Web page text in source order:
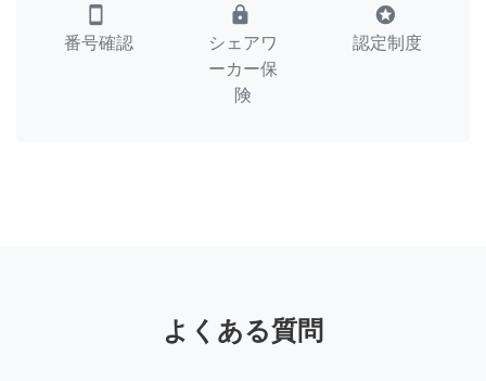
smartphone
番号確認
lock
シェアワ
ーカー保
険
stars
認定制度
よくある質問